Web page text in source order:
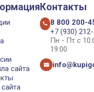
сайта
Контакты
8 800 200-
+7 (930)
Пн - Пт с
19:00